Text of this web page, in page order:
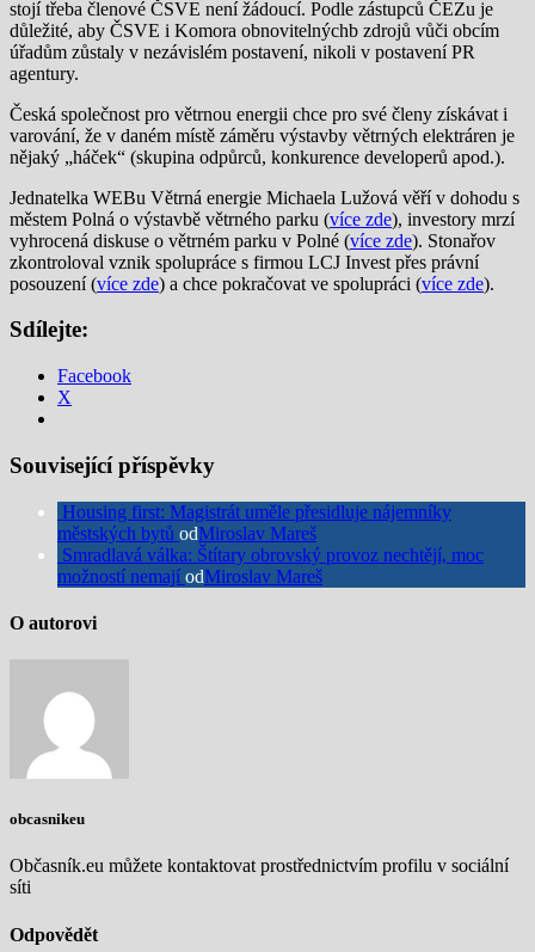
stojí třeba členové ČSVE není žádoucí. Podle zástupců ČEZu je
důležité, aby ČSVE i Komora obnovitelnýchb zdrojů vůči obcím
úřadům zůstaly v nezávislém postavení, nikoli v postavení PR
agentury.
Česká společnost pro větrnou energii chce pro své členy získávat i
varování, že v daném místě záměru výstavby větrných elektráren je
nějaký „háček“ (skupina odpůrců, konkurence developerů apod.).
Jednatelka WEBu Větrná energie Michaela Lužová věří v dohodu s
městem Polná o výstavbě větrného parku (více zde), investory mrzí
vyhrocená diskuse o větrném parku v Polné (více zde). Stonařov
zkontroloval vznik spolupráce s firmou LCJ Invest přes právní
posouzení (více zde) a chce pokračovat ve spolupráci (více zde).
Sdílejte:
Facebook
X
Související příspěvky
Housing first: Magistrát uměle přesidluje nájemníky
městských bytů odMiroslav Mareš
Smradlavá válka: Štítary obrovský provoz nechtějí, moc
možností nemají odMiroslav Mareš
O autorovi
obcasnikeu
Občasník.eu můžete kontaktovat prostřednictvím profilu v sociální
síti
Odpovědět